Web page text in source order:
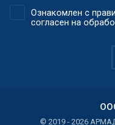
Ознакомлен с
согласен на
© 2019 - 2026